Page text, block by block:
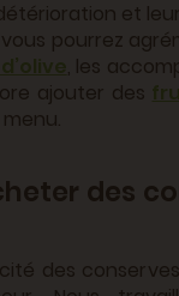
et
vous pourrez
, les
ajouter des
des
des